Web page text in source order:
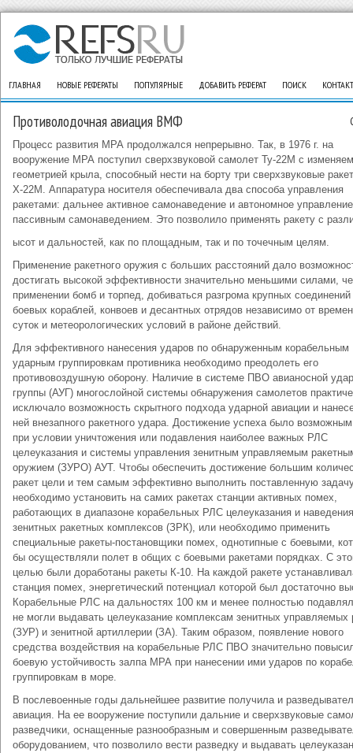
ГЛАВНАЯ НОВЫЕ РЕФЕРАТЫ ПОПУЛЯРНЫЕ ДОБАВИТЬ РЕФЕРАТ ПОИСК
Противолодочная авиация ВМФ
Процесс развития МРА продолжался непрерывно. Так, в 1976 г. на
вооружение МРА поступил сверхзвуковой самолет Ту-22М с
геометрией крыла, способный нести на борту три сверхзвуковые
Х-22М. Аппаратура носителя обеспечивала два способа управления
ракетами: дальнее активное самонаведение и автономное
пассивным самонаведением. Это позволило применять ракету с
ысот и дальностей, как по площадным, так и по точечным целям.
Применение ракетного оружия с больших расстояний дало
достигать высокой эффективности значительно меньшими силами,
применении бомб и торпед, добиваться разгрома крупных соединений
боевых кораблей, конвоев и десантных отрядов независимо от
суток и метеорологических условий в районе действий.
Для эффективного нанесения ударов по обнаруженным корабельным
ударным группировкам противника необходимо преодолеть его
противовоздушную оборону. Наличие в системе ПВО авианосной
группы (АУГ) многослойной системы обнаружения самолетов
исключало возможность скрытного подхода ударной авиации и
ней внезапного ракетного удара. Достижение успеха было
при условии уничтожения или подавления наиболее важных РЛС
целеуказания и системы управления зенитным управляемым
оружием (ЗУРО) АУТ. Чтобы обеспечить достижение большим
ракет цели и тем самым эффективно выполнить поставленную
необходимо установить на самих ракетах станции активных помех,
работающих в диапазоне корабельных РЛС целеуказания и
зенитных ракетных комплексов (ЗРК), или необходимо применить
специальные ракеты-постановщики помех, однотипные с боевыми,
бы осуществляли полет в общих с боевыми ракетами порядках. С
целью были доработаны ракеты К-10. На каждой ракете
станция помех, энергетический потенциал которой был достаточно
Корабельные РЛС на дальностях 100 км и менее полностью
не могли выдавать целеуказание комплексам зенитных управляемых
(ЗУР) и зенитной артиллерии (ЗА). Таким образом, появление нового
средства воздействия на корабельные РЛС ПВО значительно
боевую устойчивость залпа МРА при нанесении ими ударов по
группировкам в море.
В послевоенные годы дальнейшее развитие получила и
авиация. На ее вооружение поступили дальние и сверхзвуковые
разведчики, оснащенные разнообразным и совершенным
оборудованием, что позволило вести разведку и выдавать